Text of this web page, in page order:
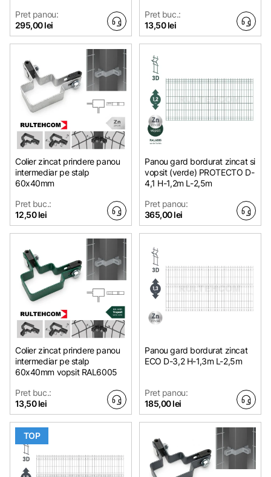
Pret panou:
295,00 lei
Pret buc.:
13,50 lei
Colier zincat prindere panou
intermediar pe stalp
60x40mm
Pret buc.:
12,50 lei
Panou gard bordurat zincat si
vopsit (verde) PROTECTO D-
4,1 H-1,2m L-2,5m
Pret panou:
365,00 lei
Colier zincat prindere panou
intermediar pe stalp
60x40mm vopsit RAL6005
Pret buc.:
13,50 lei
Panou gard bordurat zincat
ECO D-3,2 H-1,3m L-2,5m
Pret panou:
185,00 lei
TOP